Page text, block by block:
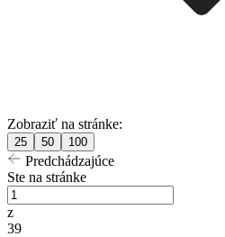
Zobraziť na stránke:
25 50 100
Predchádzajúce
Ste na stránke
z
39